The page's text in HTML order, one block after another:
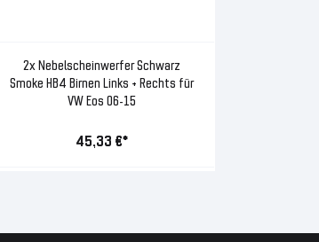
2x Nebelscheinwerfer Schwarz
Smoke HB4 Birnen Links + Rechts für
VW Eos 06-15
45,33 €*